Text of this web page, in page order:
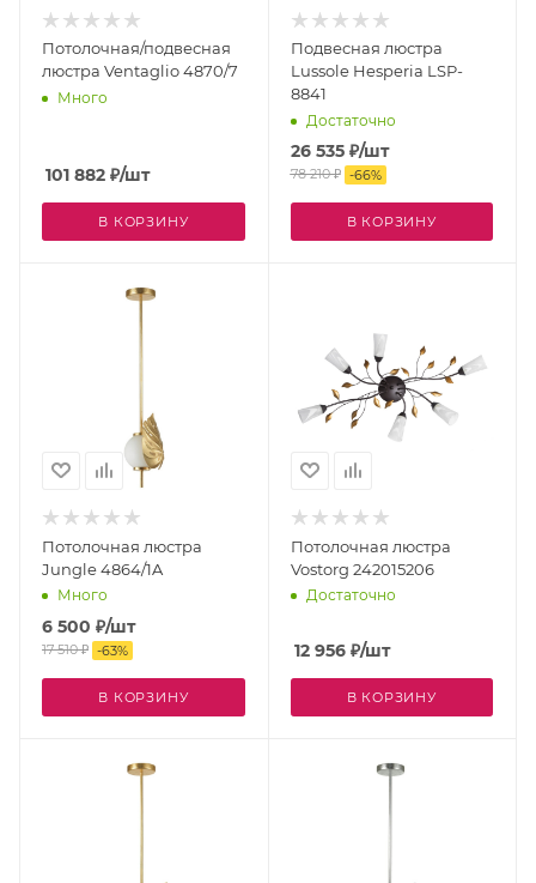
Потолочная/подвесная
люстра Ventaglio 4870/7
Много
101 882 ₽/шт
В КОРЗИНУ
Подвесная люстра
Lussole Hesperia LSP-
8841
Достаточно
26 535₽/шт
78 210₽ -66%
В КОРЗИНУ
Потолочная люстра
Jungle 4864/1A
Много
6 500 ₽/шт
17 510₽ -63%
В КОРЗИНУ
Потолочная люстра
Vostorg 242015206
Достаточно
12 956₽/шт
В КОРЗИНУ